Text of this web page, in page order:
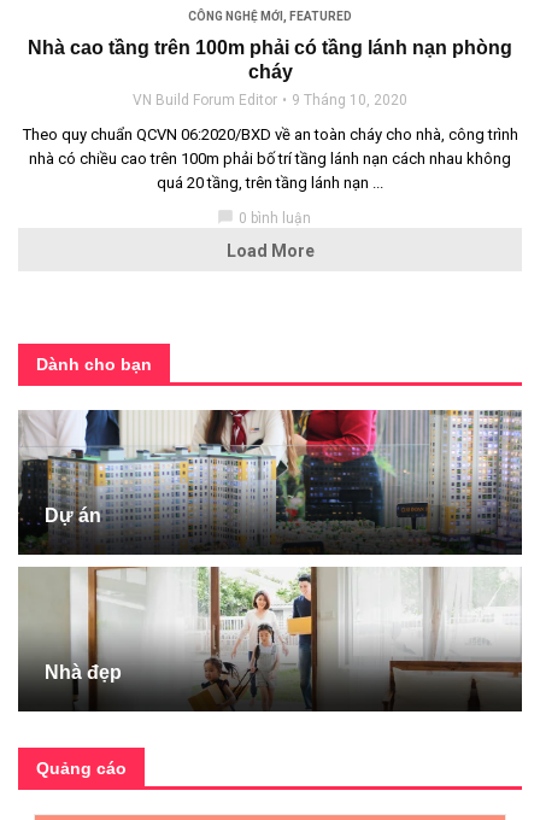
CÔNG NGHỆ MỚI FEATURED
Nhà cao tầng trên 100m phải có tầng lánh nạn phòng
cháy
VN Build Forum Editor 9 Tháng 10, 2020
Theo quy chuẩn QCVN 06:2020/BXD về an toàn cháy cho nhà, công trình
nhà có chiều cao trên 100m phải bố trí tầng lánh nạn cách nhau không
quá 20 tầng, trên tầng lánh nạn ...
chat_bubble 0 bình luận
Load More
Dành cho bạn
Dự án
Nhà đẹp
Quảng cáo